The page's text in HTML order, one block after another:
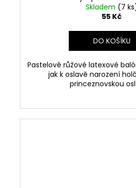
Skladem (7
55 Kč
DO KOŠÍKU
Pastelově růžové latexové
jak k oslavě narození
princeznovskou